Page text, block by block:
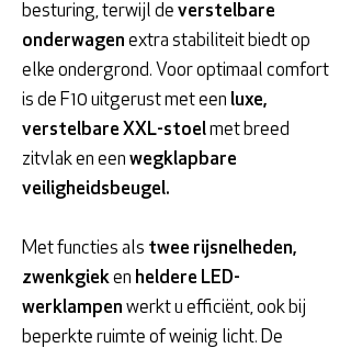
besturing, terwijl de verstelbare
onderwagen extra stabiliteit biedt op
elke ondergrond. Voor optimaal comfort
is de F10 uitgerust met een luxe,
verstelbare XXL-stoelmet breed
zitvlak en een wegklapbare
veiligheidsbeugel.
Met functies als twee rijsnelheden,
zwenkgieken heldere LED-
werklampen werkt u efficiënt, ook bij
beperkte ruimte of weinig licht. De